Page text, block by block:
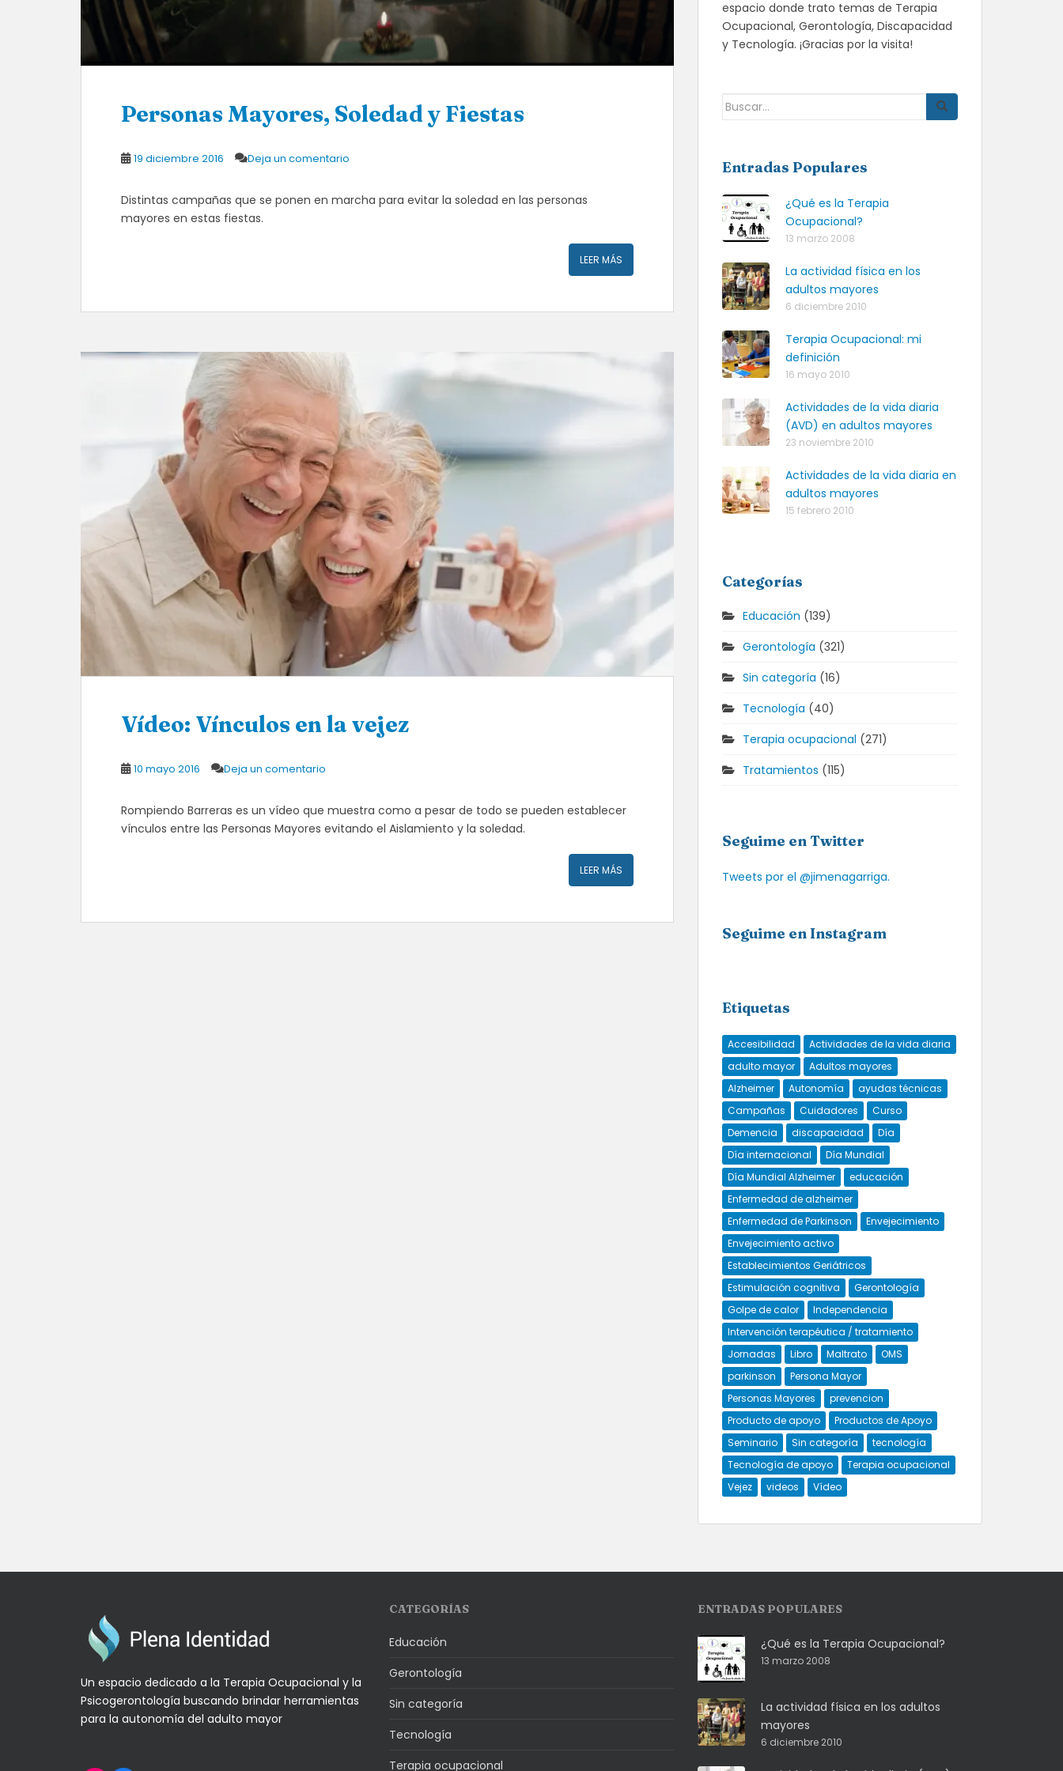
Personas Mayores, Soledad y Fiestas
19 diciembre 2016 Deja un comentario
Distintas campañas que se ponen en marcha para evitar la soledad en las personas
mayores en estas fiestas.
LEER MÁS
Vídeo: Vínculos en la vejez
10 mayo 2016 Deja un comentario
Rompiendo Barreras es un vídeo que muestra como a pesar de todo se pueden establecer
vínculos entre las Personas Mayores evitando el Aislamiento y la soledad.
LEER MÁS
espacio donde trato temas de Terapia
Ocupacional, Gerontología, Discapacidad
y Tecnología. ¡Gracias por la visita!
Buscar:
Entradas Populares
¿Qué es la Terapia
Ocupacional?
13 marzo 2008
La actividad física en los
adultos mayores
6 diciembre 2010
Terapia Ocupacional: mi
definición
16 mayo 2010
Actividades de la vida diaria
(AVD) en adultos mayores
23 noviembre 2010
Actividades de la vida diaria en
adultos mayores
15 febrero 2010
Categorías
Educación (139)
Gerontología (321)
Sin categoría (16)
Tecnología (40)
Terapia ocupacional (271)
Tratamientos (115)
Seguime en Twitter
Tweets por el @jimenagarriga.
Seguime en Instagram
Etiquetas
Accesibilidad
Actividades de la vida diaria
adulto mayor
Adultos mayores
Alzheimer
Autonomía
ayudas técnicas
Campañas
Cuidadores
Curso
Demencia
discapacidad
Día
Día internacional
Día Mundial
Día Mundial Alzheimer
educación
Enfermedad de alzheimer
Enfermedad de Parkinson
Envejecimiento
Envejecimiento activo
Establecimientos Geriátricos
Estimulación cognitiva
Gerontología
Golpe de calor
Independencia
Intervención terapéutica / tratamiento
Jornadas
Libro Maltrato
OMS
parkinson
Persona Mayor
Personas Mayores
prevencion
Producto de apoyo
Productos de Apoyo
Seminario
Sin categoría
tecnología
Tecnología de apoyo
Terapia ocupacional
Vejez
videos Vídeo
Un espacio dedicado a la Terapia Ocupacional y la
Psicogerontología buscando brindar herramientas
para la autonomía del adulto mayor
CATEGORÍAS
Educación
Gerontología
Sin categoría
Tecnología
Terapia ocupacional
ENTRADAS POPULARES
¿Qué es la Terapia Ocupacional?
13 marzo 2008
La actividad física en los adultos
mayores
6 diciembre 2010